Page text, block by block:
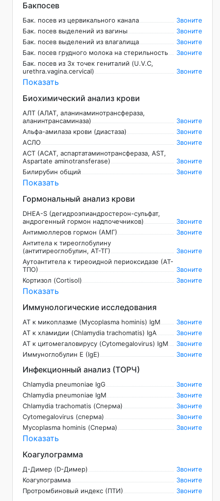
Бакпосев
Бак. посев из цервикального канала
Звоните
Бак. посев выделений из вагины
Звоните
Бак. посев выделений из влагалища
Звоните
Бак. посев грудного молока на стерильность
Звоните
Бак. посев из 3х точек гениталий (U.V.C,
urethra.vagina.cervical)
Звоните
Показать
Биохимический анализ крови
АЛТ (АЛАТ, аланинаминотрансфераза,
аланинтрансаминаза)
Звоните
Альфа-амилаза крови (диастаза)
Звоните
АСЛО
Звоните
АСТ (АСАТ, аспартатаминотрансфераза, AST,
Aspartate aminotransferase)
Звоните
Билирубин общий
Звоните
Показать
Гормональный анализ крови
DHEA-S (дегидроэпиандростерон-сульфат,
андрогенный гормон надпочечников)
Звоните
Антимюллеров гормон (АМГ)
Звоните
Антитела к тиреоглобулину
(антитиреоглобулин, АТ-ТГ)
Звоните
Аутоантитела к тиреоидной периоксидазе (АТ-
ТПО)
Звоните
Кортизол (Cortisol)
Звоните
Показать
Иммунологические исследования
АТ к микоплазме (Mycoplasma hominis) IgM
Звоните
АТ к хламидии (Chlamydia trachomatis) IgA
Звоните
АТ к цитомегаловирусу (Cytomegalovirus) IgM
Звоните
Иммуноглобулин Е (IgE)
Звоните
Инфекционный анализ (ТОРЧ)
Chlamydia pneumoniae IgG
Звоните
Chlamydia pneumoniae IgM
Звоните
Chlamydia trachomatis (Сперма)
Звоните
Cytomegalovirus (сперма)
Звоните
Mycoplasma hominis (Сперма)
Звоните
Показать
Коагулограмма
Д-Димер (D-Димер)
Звоните
Коагулограмма
Звоните
Протромбиновый индекс (ПТИ)
Звоните